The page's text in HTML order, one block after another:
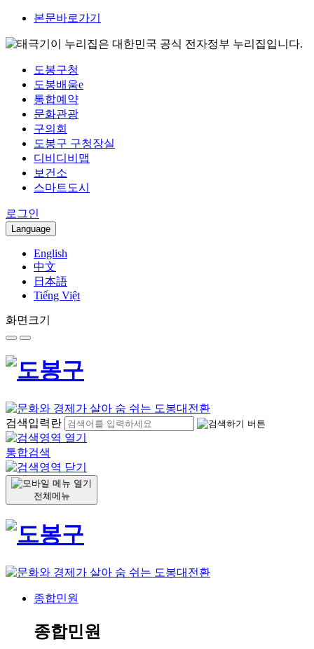
본문바로가기
이 누리집은 대한민국 공식 전자정부 누리집입니다.
도봉구청
도봉배움e
통합예약
문화관광
구의회
도봉구 구청장실
디비디비맵
보건소
스마트도시
로그인
Language
English
中文
日本語
Tiếng Việt
화면크기
검색입력란
통합검색
전체메뉴
종합민원
종합민원